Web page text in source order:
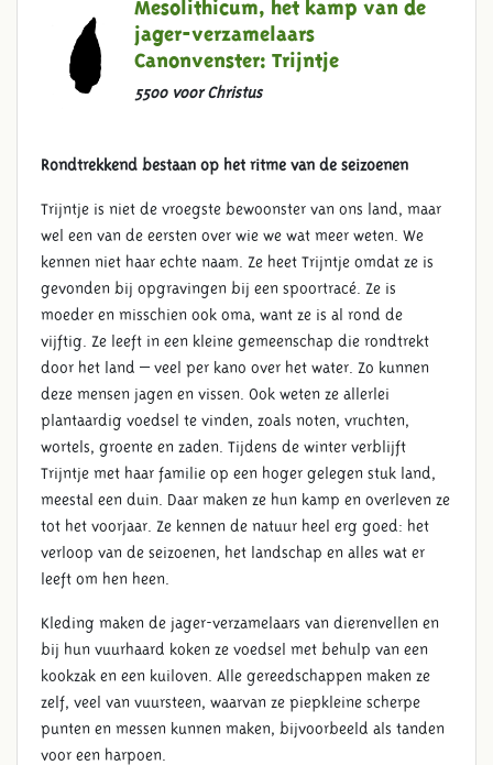
Mesolithicum, het kamp van de
jager-verzamelaars
Canonvenster: Trijntje
5500 voor Christus
Rondtrekkend bestaan op het ritme van de seizoenen
Trijntje is niet de vroegste bewoonster van ons land, maar
wel een van de eersten over wie we wat meer weten. We
kennen niet haar echte naam. Ze heet Trijntje omdat ze is
gevonden bij opgravingen bij een spoortracé. Ze is
moeder en misschien ook oma, want ze is al rond de
vijftig. Ze leeft in een kleine gemeenschap die rondtrekt
door het land – veel per kano over het water. Zo kunnen
deze mensen jagen en vissen. Ook weten ze allerlei
plantaardig voedsel te vinden, zoals noten, vruchten,
wortels, groente en zaden. Tijdens de winter verblijft
Trijntje met haar familie op een hoger gelegen stuk land,
meestal een duin. Daar maken ze hun kamp en overleven ze
tot het voorjaar. Ze kennen de natuur heel erg goed: het
verloop van de seizoenen, het landschap en alles wat er
leeft om hen heen.
Kleding maken de jager-verzamelaars van dierenvellen en
bij hun vuurhaard koken ze voedsel met behulp van een
kookzak en een kuiloven. Alle gereedschappen maken ze
zelf, veel van vuursteen, waarvan ze piepkleine scherpe
punten en messen kunnen maken, bijvoorbeeld als tanden
voor een harpoen.